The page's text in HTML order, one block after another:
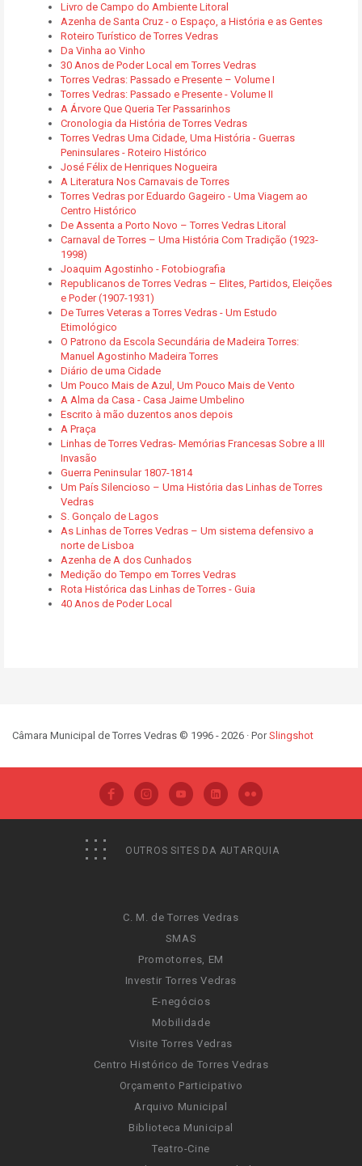
Livro de Campo do Ambiente Litoral
Azenha de Santa Cruz - o Espaço, a História e as Gentes
Roteiro Turístico de Torres Vedras
Da Vinha ao Vinho
30 Anos de Poder Local em Torres Vedras
Torres Vedras: Passado e Presente – Volume I
Torres Vedras: Passado e Presente - Volume II
A Árvore Que Queria Ter Passarinhos
Cronologia da História de Torres Vedras
Torres Vedras Uma Cidade, Uma História - Guerras
Peninsulares - Roteiro Histórico
José Félix de Henriques Nogueira
A Literatura Nos Carnavais de Torres
Torres Vedras por Eduardo Gageiro - Uma Viagem ao
Centro Histórico
De Assenta a Porto Novo – Torres Vedras Litoral
Carnaval de Torres – Uma História Com Tradição (1923-
1998)
Joaquim Agostinho - Fotobiografia
Republicanos de Torres Vedras – Elites, Partidos, Eleições
e Poder (1907-1931)
De Turres Veteras a Torres Vedras - Um Estudo
Etimológico
O Patrono da Escola Secundária de Madeira Torres:
Manuel Agostinho Madeira Torres
Diário de uma Cidade
Um Pouco Mais de Azul, Um Pouco Mais de Vento
A Alma da Casa - Casa Jaime Umbelino
Escrito à mão duzentos anos depois
A Praça
Linhas de Torres Vedras- Memórias Francesas Sobre a III
Invasão
Guerra Peninsular 1807-1814
Um País Silencioso – Uma História das Linhas de Torres
Vedras
S. Gonçalo de Lagos
As Linhas de Torres Vedras – Um sistema defensivo a
norte de Lisboa
Azenha de A dos Cunhados
Medição do Tempo em Torres Vedras
Rota Histórica das Linhas de Torres - Guia
40 Anos de Poder Local
Câmara Municipal de Torres Vedras © 1996 - 2026 · PorSlingshot
OUTROS SITES DA AUTARQUIA
C. M. de Torres Vedras
SMAS
Promotorres, EM
Investir Torres Vedras
E-negócios
Mobilidade
Visite Torres Vedras
Centro Histórico de Torres Vedras
Orçamento Participativo
Arquivo Municipal
Biblioteca Municipal
Teatro-Cine